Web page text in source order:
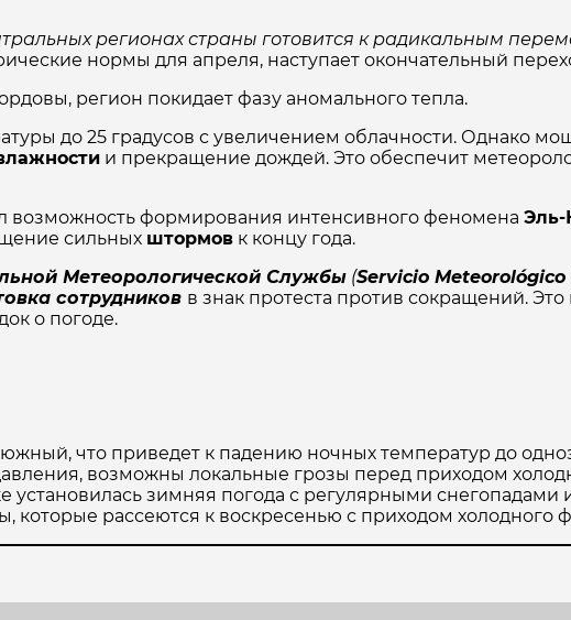
регионах страны готовится к радикальным
нормы для апреля, наступает окончательный
регион покидает фазу аномального тепла.
до 25 градусов с увеличением облачности. Однако
и прекращение дождей. Это обеспечит
возможность формирования интенсивного феномена Эль-
сильных штормов к концу года.
Метеорологической Службы (Servicio
сотрудников в знак протеста против сокращений.
о погоде.
что приведет к падению ночных температур до
возможны локальные грозы перед приходом
зимняя погода с регулярными снегопадами
которые рассеются к воскресенью с приходом холодного